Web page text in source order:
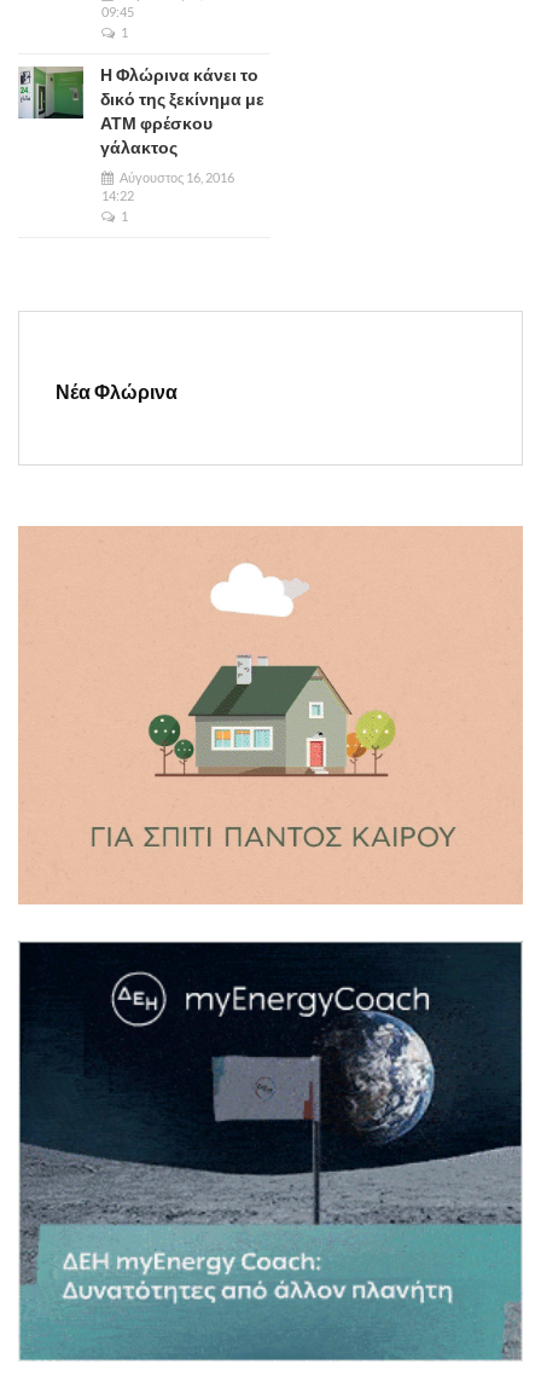
09:45
1
Η Φλώρινα κάνει το
δικό της ξεκίνημα με
ΑΤΜ φρέσκου
γάλακτος
Αύγουστος 16, 2016
14:22
1
Νέα Φλώρινα